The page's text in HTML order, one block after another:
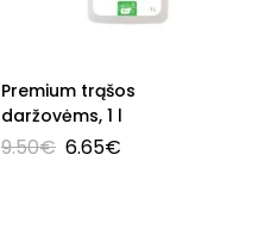
Premium trąšos
daržovėms, 1 l
9.50€ 6.65€